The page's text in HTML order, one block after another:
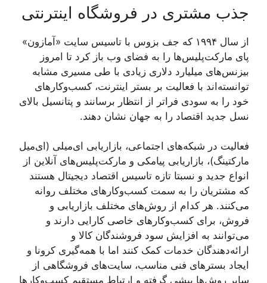
جذب مشتری در فروشگاه اینترنتی
از سال ۱۹۹۴ که جف بزوس با تاسیس سایت «آمازون»
پای مارکت‌پلیس‌ها را به فضای وب باز کرد تا امروز
بیزنس‌های میلیارد دلاری زیادی با طی مسیری مشابه
توانسته‌اند با فعالیت بر بستر اینترنت، کسب‌وکارهای
خود را به سودی فراتر از انتظار برسانند و پتانسیل بالای
نسل جدید اقتصاد را به جهان نشان دهند.
فعالیت در شبکه‌های اجتماعی، بازاریابی ای‌میلی (ای‌میل
مارکتینگ)، بازاریابی پیامکی و مارکت‌پلیس‌های آنلاین از
انواع جدید و نسبتا تازه تاسیس اقتصاد دیجیتال هستند
که مشتریان را به سمت کسب‌وکارهای مختلف روانه
می‌کنند. هر کدام از روش‌های مختلف بازاریابی و
فروش، برای کسب‌وکارهای خاصی کارایی دارند و
می‌توانند به افزایش سود فروشندگان کالا و
ارائه‌دهندگان خدمات کمک کنند اما با همه‌گیری کرونا و
ایجاد بسترهای فنی مناسب، سایت‌های فروشگاهی از
سایر روش‌ها پیشی گرفته و ارتباط مستقیم کسب‌وکارها